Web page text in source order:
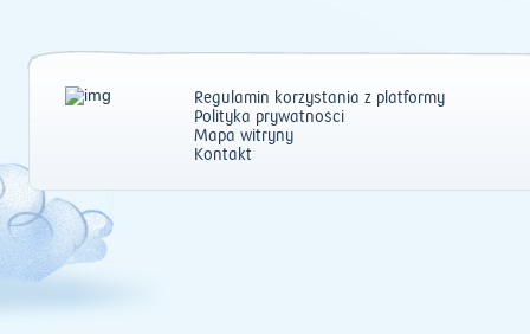
Regulamin korzystania z platformy
Polityka prywatności
Mapa witryny
Kontakt